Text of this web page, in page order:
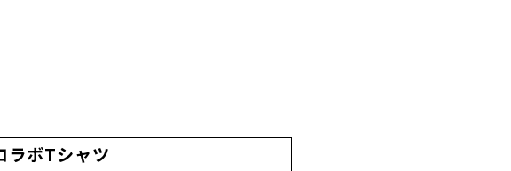
ボTシャツ